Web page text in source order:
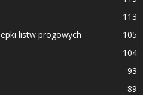
113
listw progowych
105
104
93
89